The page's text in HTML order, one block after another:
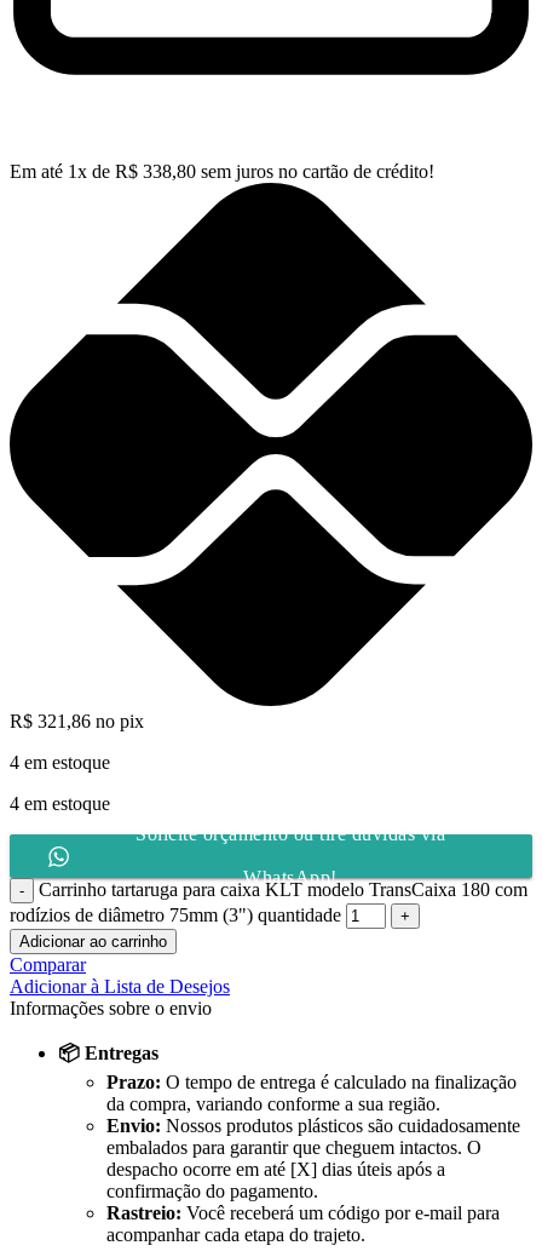
Em até 1x de R$ 338,80 sem juros no cartão de crédito!
R$ 321,86 no pix
4 em estoque
4 em estoque
Solicite orçamento ou tire dúvidas via
WhatsApp!
Carrinho tartaruga para caixa KLT modelo TransCaixa 180 com
rodízios de diâmetro 75mm (3") quantidade
Adicionar ao carrinho
Comparar
Adicionar à Lista de Desejos
Informações sobre o envio
📦 Entregas
Prazo: O tempo de entrega é calculado na finalização
da compra, variando conforme a sua região.
Envio: Nossos produtos plásticos são cuidadosamente
embalados para garantir que cheguem intactos. O
despacho ocorre em até [X] dias úteis após a
confirmação do pagamento.
Rastreio: Você receberá um código por e-mail para
acompanhar cada etapa do trajeto.